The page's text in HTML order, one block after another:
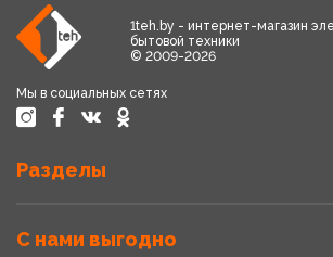
1teh.by - интернет-магазин
бытовой техники
© 2009-2026
Мы в социальных сетях
Разделы
С нами выгодно